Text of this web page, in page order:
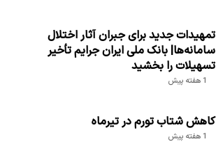
تمهیدات جدید برای جبران آثار اختلال
سامانه‌ها| بانک ملی ایران جرایم تأخیر
تسهیلات را بخشید
1 هفته پیش
کاهش شتاب تورم در تیرماه
1 هفته پیش